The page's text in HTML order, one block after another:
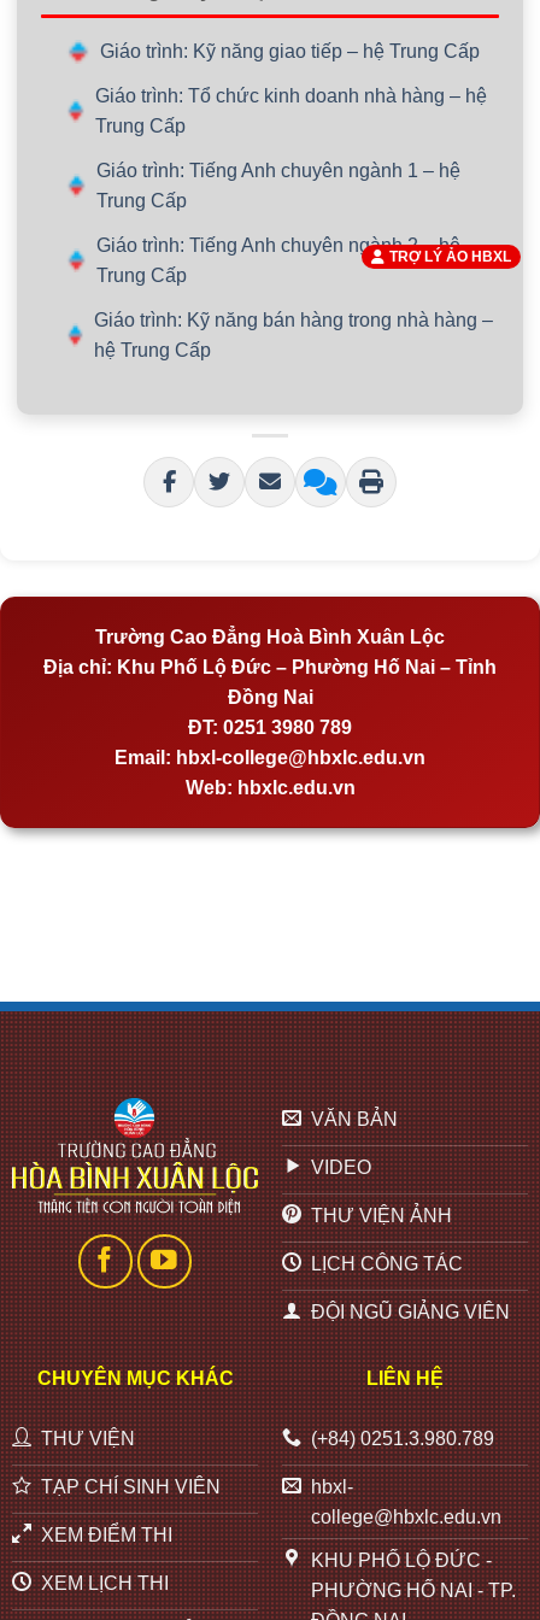
Giáo trình: Kỹ năng giao tiếp – hệ Trung Cấp
Giáo trình: Tổ chức kinh doanh nhà hàng – hệ
Trung Cấp
Giáo trình: Tiếng Anh chuyên ngành 1 – hệ
Trung Cấp
Giáo trình: Tiếng Anh chuyên ngành 2 – hệ
Trung Cấp
Giáo trình: Kỹ năng bán hàng trong nhà hàng –
hệ Trung Cấp
Trường Cao Đẳng Hoà Bình Xuân Lộc
Địa chỉ: Khu Phố Lộ Đức – Phường Hố Nai – Tỉnh
Đồng Nai
ĐT: 0251 3980 789
Email: hbxl-college@hbxlc.edu.vn
Web: hbxlc.edu.vn
VĂN BẢN
VIDEO
THƯ VIỆN ẢNH
LỊCH CÔNG TÁC
ĐỘI NGŨ GIẢNG VIÊN
CHUYÊN MỤC KHÁC
THƯ VIỆN
TẠP CHÍ SINH VIÊN
XEM ĐIỂM THI
XEM LỊCH THI
LIÊN HỆ
(+84) 0251.3.980.789
hbxl-
college@hbxlc.edu.vn
KHU PHỐ LỘ ĐỨC -
PHƯỜNG HỐ NAI - TP.
TRỢ LÝ ẢO HBXL